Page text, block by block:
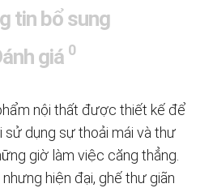
tin bổ sung
giá 0
nội thất được thiết kế để
dụng sự thoải mái và thư
giờ làm việc căng thẳng.
hiện đại, ghế thư giãn